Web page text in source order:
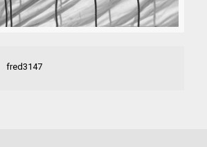
fred3147